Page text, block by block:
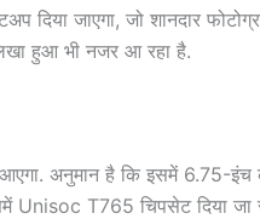
जाएगा, जो शानदार
हुआ भी नजर आ रहा है.
अनुमान है कि इसमें 6.75-इंच
Unisoc T765 चिपसेट दिया जा